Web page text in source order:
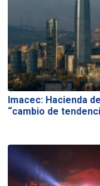
Imacec: Hacienda
“cambio de